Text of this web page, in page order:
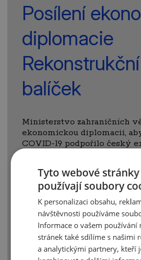
Posílení
diplomacie
Rekonstrukční
balíček
Ministerstvo zahraničních
ekonomickou diplomacii,
COVID-19 podpořilo český
Využívá již existujících
českých firem, důraz je
podpory přímo v zahraničí a
flexibilitu. Materiál schválila
8. 6. 2020.
Více informací zde:
https://www.mzv.cz/jnp/
Tyto webové stránky
používají soubory
K personalizaci obsahu,
návštěvnosti používáme
Informace o vašem používání
stránek také sdílíme s našimi
a analytickými partnery, kteří